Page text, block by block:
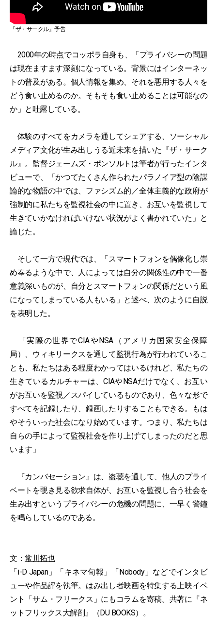
『ザ・サークル』予告
2000年の時点でコッポラ自身も、「プライバシーの問題
は現在ますます深刻になっている。背景にはインターネッ
トの普及がある。個人情報を集め、それを悪用する人々を
どう食い止めるのか。そもそも食い止めることは可能なの
か」と吐露している。
体験のすべてをカメラを通してシェアする、ソーシャル
メディア文化が生み出しうる近未来を描いた『ザ・サーク
ル』。監督ジェームズ・ポンソルトは筆者が行ったインタ
ビューで、「かつてたくさん作られたパラノイア型の陰謀
論的な物語の中では、ファシズム的／全体主義的な政府が
強制的に私たちを監視社会の中に置き、お互いを監視して
生きていかなければいけない状況がよく書かれていた」と
論じた。
そして一方で現代では、「スマートフォンを偶像化し崇
め奉るような中で、人によっては自分の関係性の中で一番
意義深いものが、自分とスマートフォンの関係だという風
になってしまっている人もいる」と述べ、次のように自説
を表明した。
「実際の世界でCIAやNSA（アメリカ国家安全保障
局）、ウィキリークスを通して監視行為が行われているこ
とも、私たちはある程度わかってはいるけれど、私たちの
生きているカルチャーは、CIAやNSAだけでなく、お互い
がお互いを監視／スパイしているものであり、色々な形で
すべてを記録したり、録画したりすることもできる。もは
やそういった社会になり始めています。つまり、私たちは
自らの手によって監視社会を作り上げてしまったのだと思
います」
『カンバセーション』は、盗聴を通して、他人のプライ
ベートを覗き見る欲求自体が、お互いを監視し合う社会を
生み出すというプライバシーの危機の問題に、一早く警鐘
を鳴らしているのである。
文： 常川拓也
「i-D Japan」「キネマ旬報」「Nobody」などでインタビ
ューや作品評を執筆。はみ出し者映画を特集する上映イベ
ント「サム・フリークス」にもコラムを寄稿。共著に『ネ
ットフリックス大解剖』（DU BOOKS）。